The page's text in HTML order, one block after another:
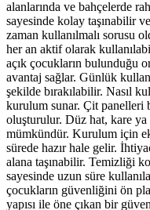
alanlarında ve bahçelerde
sayesinde kolay taşınabilir
zaman kullanılmalı sorusu
her an aktif olarak
açık çocukların bulunduğu
avantaj sağlar. Günlük
şekilde bırakılabilir. Nasıl
kurulum sunar. Çit panelleri
oluşturulur. Düz hat, kare
mümkündür. Kurulum için
sürede hazır hale gelir.
alana taşınabilir. Temizliği
sayesinde uzun süre
çocukların güvenliğini ön
yapısı ile öne çıkan bir